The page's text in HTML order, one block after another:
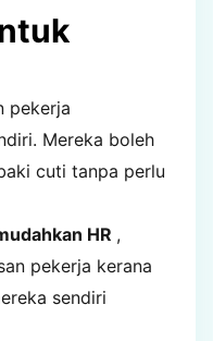
pekerja
Mereka boleh
cuti tanpa perlu
HR ,
pekerja kerana
sendiri